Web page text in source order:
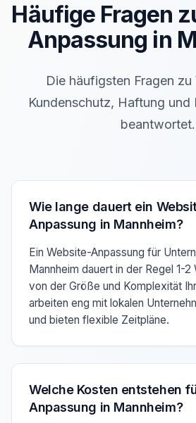
Häufige Fragen
Anpassung in
Die häufigsten Fragen
Kundenschutz, Haftung und
beantwortet.
Verwenden Sie die Pfeiltasten
Wie lange dauert ein
Anpassung in Mannheim?
Ein Website-Anpassung für
Mannheim dauert in der Regel 1-2
von der Größe und Komplexität
arbeiten eng mit lokalen
und bieten flexible Zeitpläne.
Welche Kosten entstehen
Anpassung in Mannheim?